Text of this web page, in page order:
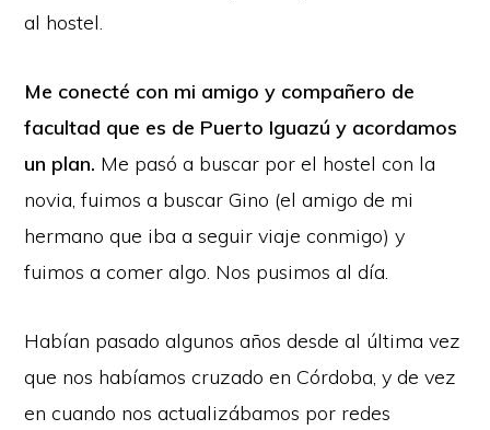
al hostel.
Me conecté con mi amigo y compañero de
facultad que es de Puerto Iguazú y acordamos
un plan. Me pasó a buscar por el hostel con la
novia, fuimos a buscar Gino (el amigo de mi
hermano que iba a seguir viaje conmigo) y
fuimos a comer algo. Nos pusimos al día.
Habían pasado algunos años desde al última vez
que nos habíamos cruzado en Córdoba, y de vez
en cuando nos actualizábamos por redes